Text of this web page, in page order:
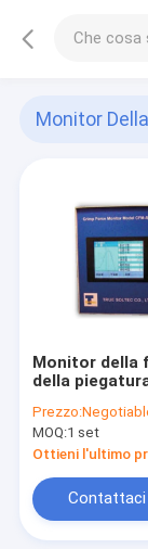
Monitor
Monitor della
della
analizzatore
forza della
di alta
Prezzo:
MOQ:1 set
Ottieni l'ultimo
Contattaci